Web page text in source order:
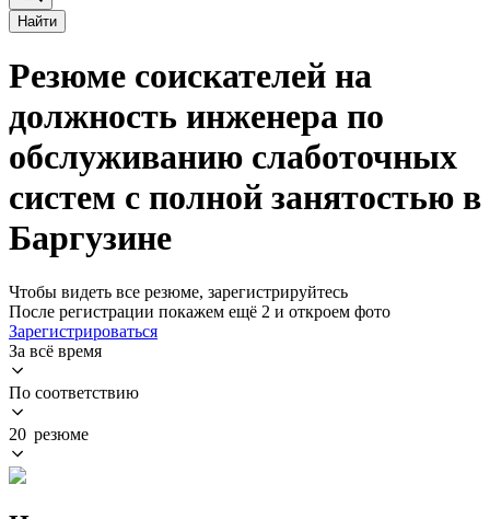
Найти
Резюме соискателей на
должность инженера по
обслуживанию слаботочных
систем с полной занятостью в
Баргузине
Чтобы видеть все резюме, зарегистрируйтесь
После регистрации покажем ещё 2 и откроем фото
Зарегистрироваться
За всё время
По соответствию
20 резюме